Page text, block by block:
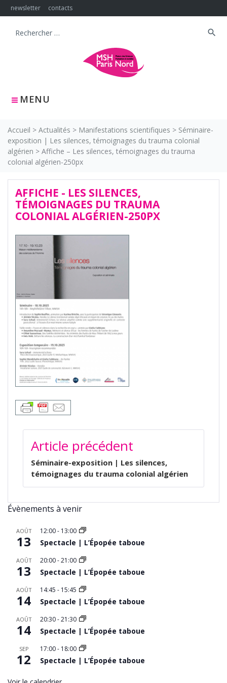
Skip
to
newsletter contacts
MENU
Search
search
Accueil > Actualités > Manifestations scientifiques > Séminaire-
exposition | Les silences, témoignages du trauma colonial
algérien > Affiche – Les silences, témoignages du trauma
colonial algérien-250px
AFFICHE - LES SILENCES,
TÉMOIGNAGES DU TRAUMA
COLONIAL ALGÉRIEN-250PX
NAVIGATION
DE
L’ARTICLE
Article précédent
Séminaire-exposition | Les silences,
témoignages du trauma colonial algérien
Évènements à venir
AOÛT
13
12:00- 13:00
Spectacle | L’Épopée taboue
AOÛT
13
20:00-21:00
Spectacle | L’Épopée taboue
AOÛT
14
14:45 - 15:45
Spectacle | L’Épopée taboue
AOÛT
14
20:30-21:30
Spectacle | L’Épopée taboue
SEP
12
17:00- 18:00
Spectacle | L’Épopée taboue